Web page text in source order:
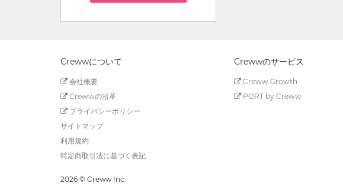
Crewwについて
会社概要
Crewwの沿革
プライバシーポリシー
サイトマップ
利用規約
特定商取引法に基づく表記
Crewwのサービス
Creww Growth
PORT by Creww
2026 © Creww Inc.